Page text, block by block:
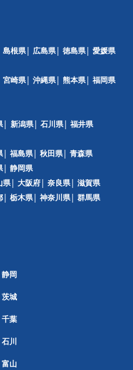
島根県 広島県 徳島県
愛媛県
宮崎県 沖縄県 熊本県
福岡県
新潟県 石川県
福井県
福島県 秋田県
青森県
静岡県
県 大阪府 奈良県
滋賀県
栃木県 神奈川県
群馬県
静岡
茨城
千葉
石川
富山